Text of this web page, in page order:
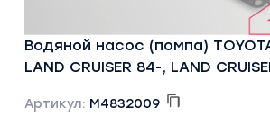
Водяной насос (помпа)
LAND CRUISER 84-, LAND
Артикул: M4832009